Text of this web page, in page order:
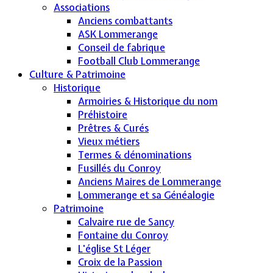
Associations
Anciens combattants
ASK Lommerange
Conseil de fabrique
Football Club Lommerange
Culture & Patrimoine
Historique
Armoiries & Historique du nom
Préhistoire
Prêtres & Curés
Vieux métiers
Termes & dénominations
Fusillés du Conroy
Anciens Maires de Lommerange
Lommerange et sa Généalogie
Patrimoine
Calvaire rue de Sancy
Fontaine du Conroy
L'église St Léger
Croix de la Passion